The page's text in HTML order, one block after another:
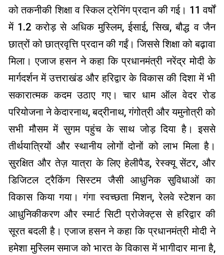
को तकनीकी शिक्षा व स्किल ट्रेनिंग प्रदान की गई। 11 वर्षों
में 1.2 करोड़ से अधिक मुस्लिम, ईसाई, सिख, बौद्ध व जैन
छात्रों को छात्रवृत्ति प्रदान की गईं। जिससे शिक्षा को बढ़ावा
मिला। एजाज हसन ने कहा कि प्रधानमंत्री नरेंद्र मोदी के
मार्गदर्शन में उत्तराखंड और हरिद्वार के विकास की दिशा में भी
सकारात्मक कदम उठाए गए। चार धाम ऑल वेदर रोड
परियोजना ने केदारनाथ, बद्रीनाथ, गंगोत्री और यमुनोत्री को
सभी मौसम में सुगम पहुंच के साथ जोड़ दिया है। इससे
तीर्थयात्रियों और स्थानीय लोगों दोनों को लाभ मिला है।
सुरक्षित और तेज़ यात्रा के लिए हेलीपैड, रेस्क्यू सेंटर, और
डिजिटल ट्रैकिंग सिस्टम जैसी आधुनिक सुविधाओं का
विकास किया गया। गंगा स्वच्छता मिशन, रेलवे स्टेशन का
आधुनिकीकरण और स्मार्ट सिटी प्रोजेक्ट्स से हरिद्वार की
सूरत बदली है। एजाज हसन ने कहा कि प्रधानमंत्री मोदी ने
हमेशा मुस्लिम समाज को भारत के विकास में भागीदार माना है,